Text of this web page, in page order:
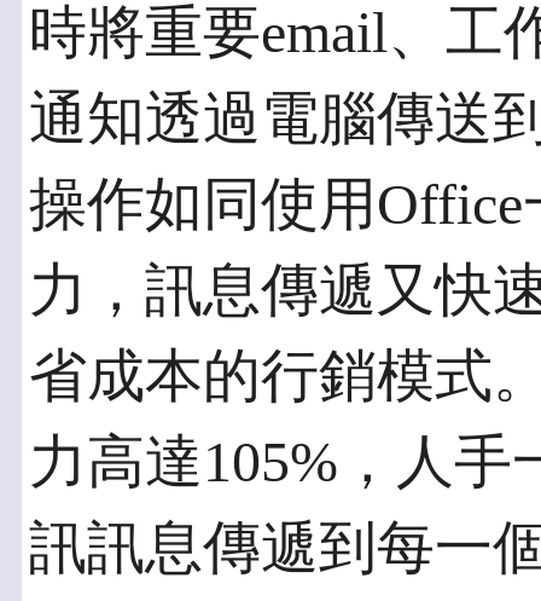
時將重要email、工
通知透過電腦傳送
操作如同使用
力，訊息傳遞又快
省成本的行銷模式
力高達105%，人
訊訊息傳遞到每一